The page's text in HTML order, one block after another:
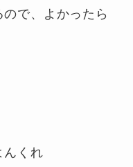
で、よかったら